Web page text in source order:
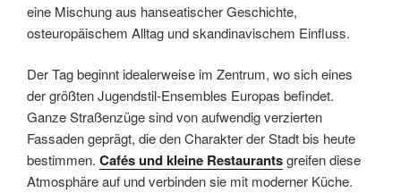
eine Mischung aus hanseatischer Geschichte,
osteuropäischem Alltag und skandinavischem Einfluss.
Der Tag beginnt idealerweise im Zentrum, wo sich eines
der größten Jugendstil-Ensembles Europas befindet.
Ganze Straßenzüge sind von aufwendig verzierten
Fassaden geprägt, die den Charakter der Stadt bis heute
bestimmen. Cafés und kleine Restaurantsgreifen diese
Atmosphäre auf und verbinden sie mit moderner Küche.